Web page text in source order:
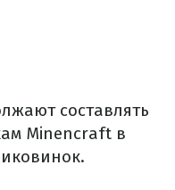
составлять
Minencraft в